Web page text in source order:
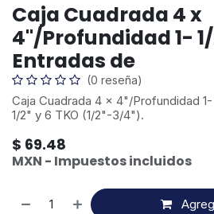
Caja Cuadrada 4 x
4"/Profundidad 1- 1/
Entradas de
(0 reseña)
Caja Cuadrada 4 x 4"/Profundidad 1-
1/2" y 6 TKO (1/2"-3/4").
$ 69.48
MXN - Impuestos incluidos